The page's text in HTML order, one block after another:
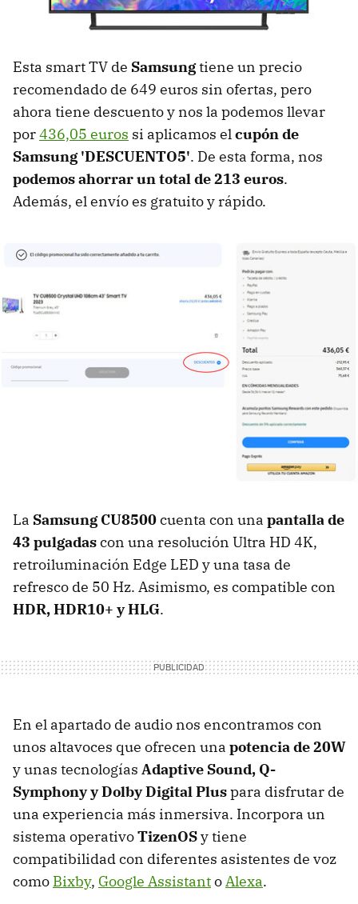
Esta smart TV de Samsungtiene un precio
recomendado de 649 euros sin ofertas, pero
ahora tiene descuento y nos la podemos llevar
por436,05 euros si aplicamos elcupón de
Samsung 'DESCUENTO5'. De esta forma, nos
podemos ahorrar un total de 213 euros.
Además, el envío es gratuito y rápido.
La Samsung CU8500cuenta con una pantalla de
43 pulgadascon una resolución Ultra HD 4K,
retroiluminación Edge LED y una tasa de
refresco de 50 Hz. Asimismo, es compatible con
HDR, HDR10+ y HLG.
En el apartado de audio nos encontramos con
unos altavoces que ofrecen una potencia de 20W
y unas tecnologías Adaptive Sound, Q-
Symphony y Dolby Digital Pluspara disfrutar de
una experiencia más inmersiva. Incorpora un
sistema operativoTizenOSy tiene
compatibilidad con diferentes asistentes de voz
como Bixby, Google AssistantoAlexa.